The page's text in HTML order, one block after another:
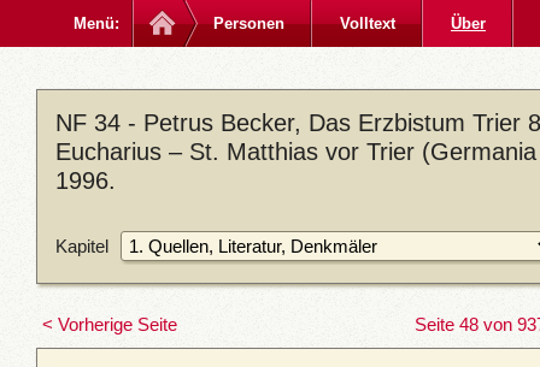
Menü: Personen Volltext Über
NF 34 - Petrus Becker, Das Erzbistum Trier
Eucharius – St. Matthias vor Trier
1996.
Kapitel
< Vorherige Seite Seite 48 von